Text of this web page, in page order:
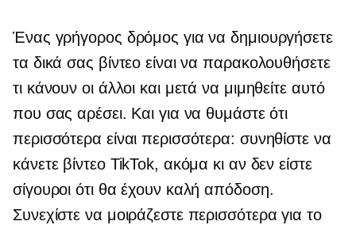
Ένας γρήγορος δρόμος για να δημιουργήσετε
τα δικά σας βίντεο είναι να παρακολουθήσετε
τι κάνουν οι άλλοι και μετά να μιμηθείτε αυτό
που σας αρέσει. Και για να θυμάστε ότι
περισσότερα είναι περισσότερα: συνηθίστε να
κάνετε βίντεο TikTok, ακόμα κι αν δεν είστε
σίγουροι ότι θα έχουν καλή απόδοση.
Συνεχίστε να μοιράζεστε περισσότερα για το